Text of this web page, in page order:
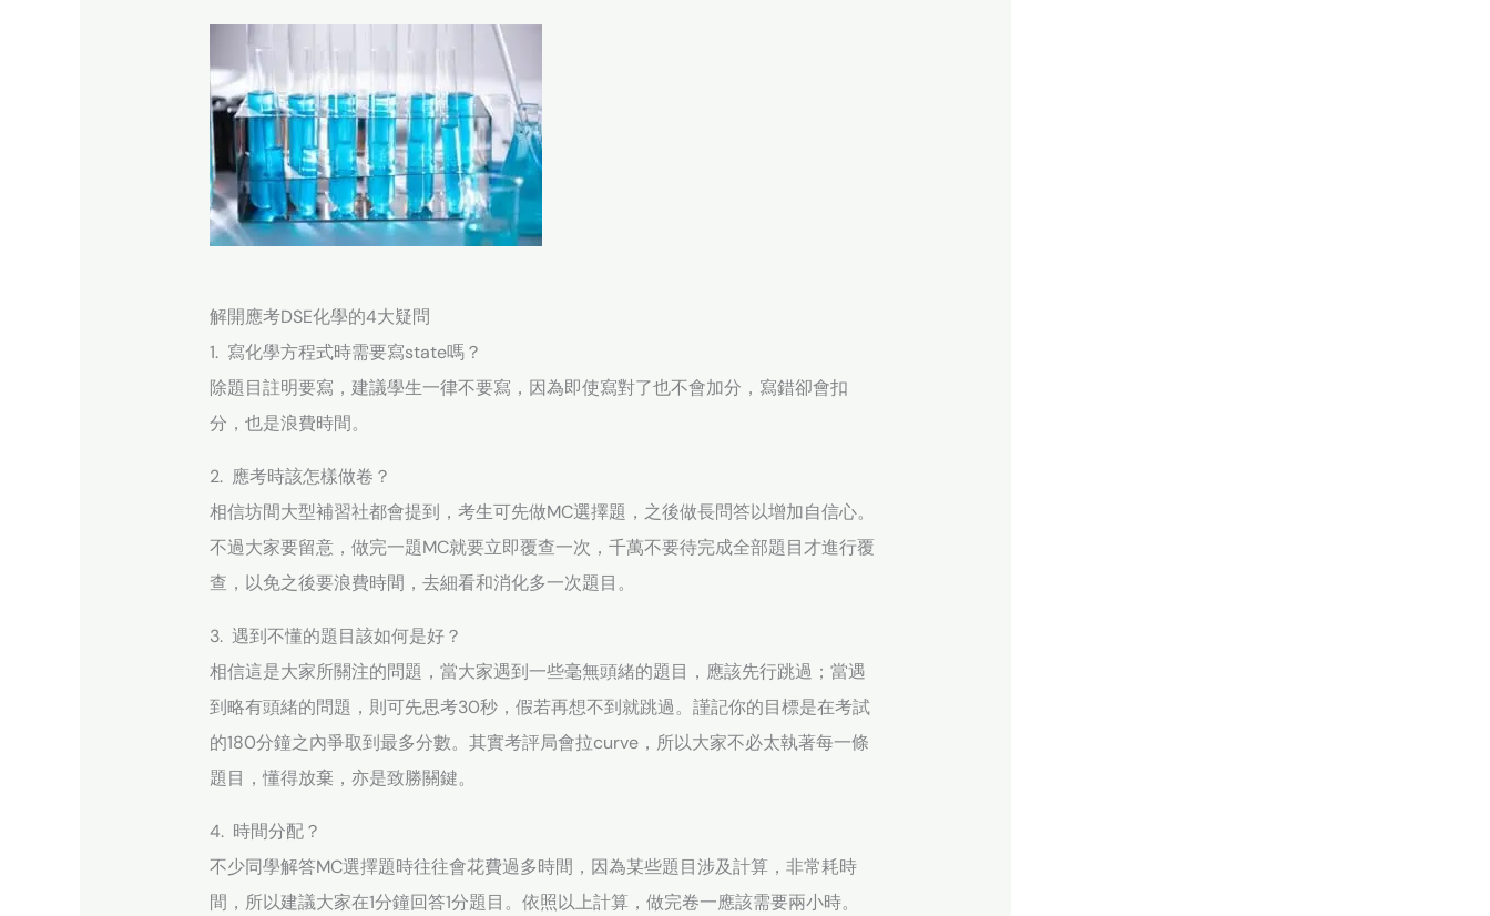
解開應考DSE化學的4大疑問
1. 寫化學方程式時需要寫state嗎？
除題目註明要寫，建議學生一律不要寫，因為即使寫對了也不會加分，寫錯卻會扣
分，也是浪費時間。
2. 應考時該怎樣做卷？
相信坊間大型補習社都會提到，考生可先做MC選擇題，之後做長問答以增加自信心。
不過大家要留意，做完一題MC就要立即覆查一次，千萬不要待完成全部題目才進行覆
查，以免之後要浪費時間，去細看和消化多一次題目。
3. 遇到不懂的題目該如何是好？
相信這是大家所關注的問題，當大家遇到一些毫無頭緒的題目，應該先行跳過；當遇
到略有頭緒的問題，則可先思考30秒，假若再想不到就跳過。謹記你的目標是在考試
的180分鐘之內爭取到最多分數。其實考評局會拉curve，所以大家不必太執著每一條
題目，懂得放棄，亦是致勝關鍵。
4. 時間分配？
不少同學解答MC選擇題時往往會花費過多時間，因為某些題目涉及計算，非常耗時
間，所以建議大家在1分鐘回答1分題目。依照以上計算，做完卷一應該需要兩小時。